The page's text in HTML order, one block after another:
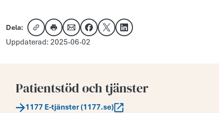
Dela:
Kopiera länk
Skriv utDela via e-post
Dela på Facebook
Dela på XDela på LinkedIn
Uppdaterad: 2025-06-02
Patientstöd och tjänster
1177 E-tjänster (1177.se)